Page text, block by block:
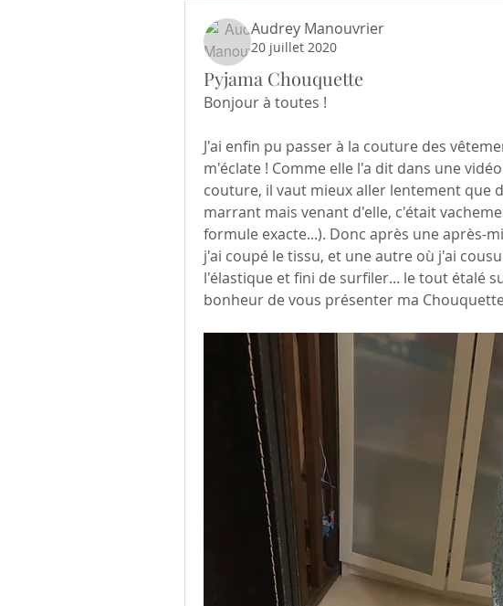
Audrey Manouvrier
20 juillet 2020
Pyjama Chouquette
Bonjour à toutes !
J'ai enfin pu passer à la couture des
m'éclate ! Comme elle l'a dit dans une
couture, il vaut mieux aller lentement que
marrant mais venant d'elle, c'était
formule exacte...). Donc après une après-
j'ai coupé le tissu, et une autre où j'ai
l'élastique et fini de surfiler... le tout étalé
bonheur de vous présenter ma